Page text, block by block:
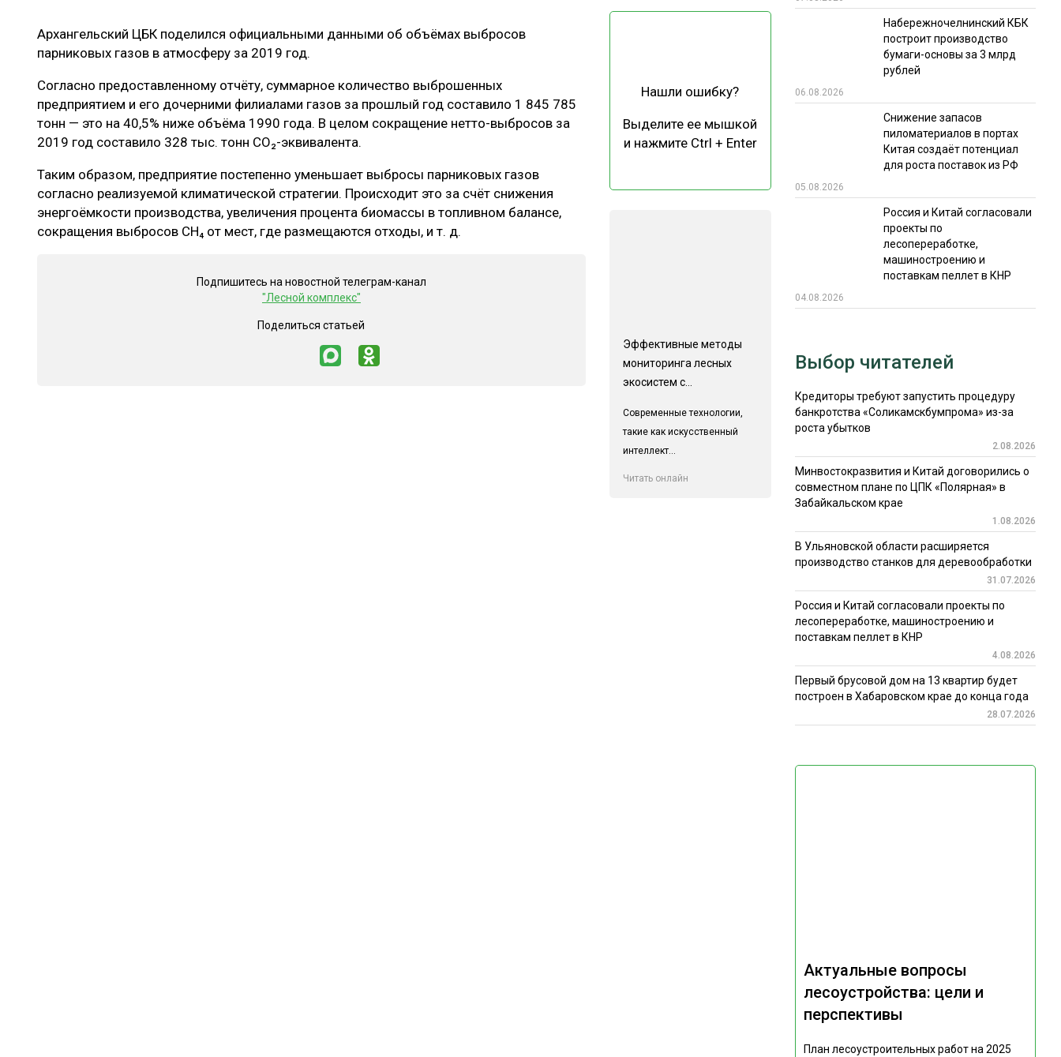
ЛОГИСТИКА МЕБЕЛЬНОЕ ПРОИЗВОДСТВО
КАЛЕНДАРЬ ВЫСТАВОК ИТОГИ МЕРОПРИЯТИЙ
Архангельский ЦБК поделился официальными данными об объёмах выбросов
парниковых газов в атмосферу за 2019 год.
Согласно предоставленному отчёту, суммарное количество выброшенных
предприятием и его дочерними филиалами газов за прошлый год составило 1 845 785
тонн — это на 40,5% ниже объёма 1990 года. В целом сокращение нетто-выбросов за
2019 год составило 328 тыс. тонн CO₂-эквивалента.
Таким образом, предприятие постепенно уменьшает выбросы парниковых газов
согласно реализуемой климатической стратегии. Происходит это за счёт снижения
энергоёмкости производства, увеличения процента биомассы в топливном балансе,
сокращения выбросов CH₄ от мест, где размещаются отходы, и т. д.
Подпишитесь на новостной телеграм-канал
"Лесной комплекс"
Поделиться статьей
Нашли ошибку?
Выделите ее мышкой
и нажмите Ctrl + Enter
Эффективные методы
мониторинга лесных
экосистем с...
Современные технологии,
такие как искусственный
интеллект...
Читать онлайн
Набережночелнинский КБК
построит производство
бумаги-основы за 3 млрд
рублей
06.08.2026
Снижение запасов
пиломатериалов в портах
Китая создаёт потенциал
для роста поставок из РФ
05.08.2026
Россия и Китай согласовали
проекты по
лесопереработке,
машиностроению и
поставкам пеллет в КНР
04.08.2026
Актуальные вопросы
лесоустройства: цели и
перспективы
План лесоустроительных работ на 2025
Выбор читателей
Кредиторы требуют запустить процедуру
банкротства «Соликамскбумпрома» из-за
роста убытков
2.08.2026
Минвостокразвития и Китай договорились о
совместном плане по ЦПК «Полярная» в
Забайкальском крае
1.08.2026
В Ульяновской области расширяется
производство станков для деревообработки
31.07.2026
Россия и Китай согласовали проекты по
лесопереработке, машиностроению и
поставкам пеллет в КНР
4.08.2026
Первый брусовой дом на 13 квартир будет
построен в Хабаровском крае до конца года
28.07.2026